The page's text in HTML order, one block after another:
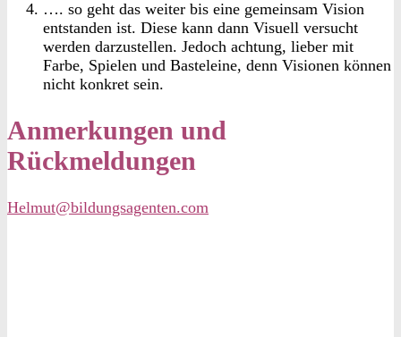
…. so geht das weiter bis eine gemeinsam Vision
entstanden ist. Diese kann dann Visuell versucht
werden darzustellen. Jedoch achtung, lieber mit
Farbe, Spielen und Basteleine, denn Visionen können
nicht konkret sein.
Anmerkungen und
Rückmeldungen
Helmut@bildungsagenten.com